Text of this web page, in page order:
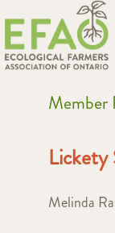
Member
Lickety
Melinda